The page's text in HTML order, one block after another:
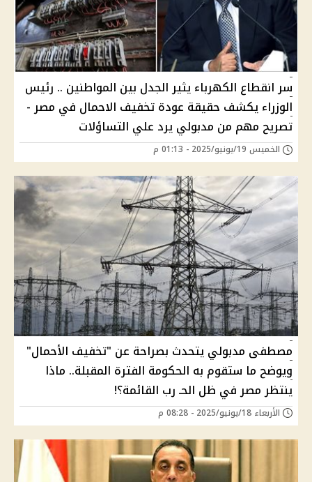
سر انقطاع الكهرباء يثير الجدل بين المواطنين .. رئيس
الوزراء يكشف حقيقة عودة تخفيف الاحمال في مصر -
تصريح مهم من مدبولي يرد علي التساؤلات
الخميس 19/يونيو/2025 - 01:13 م
مصطفى مدبولي يتحدث بصراحة عن "تخفيف الأحمال"
ويوضح ما ستقوم به الحكومة الفترة المقبلة.. ماذا
ينتظر مصر في ظل الحـ رب القائمة؟!
الأربعاء 18/يونيو/2025 - 08:28 م